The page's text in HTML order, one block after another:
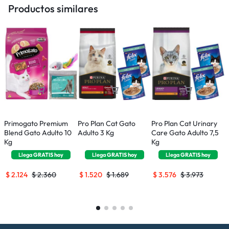
Productos similares
Primogato Premium
Blend Gato Adulto 10
Kg
LlegaGRATIShoy
$2.360
$2.124
Pro Plan Cat Gato
Adulto 3 Kg
LlegaGRATIShoy
$1.689
$1.520
Pro Plan Cat Urinary
Care Gato Adulto 7,5
Kg
LlegaGRATIShoy
$3.973
$3.576